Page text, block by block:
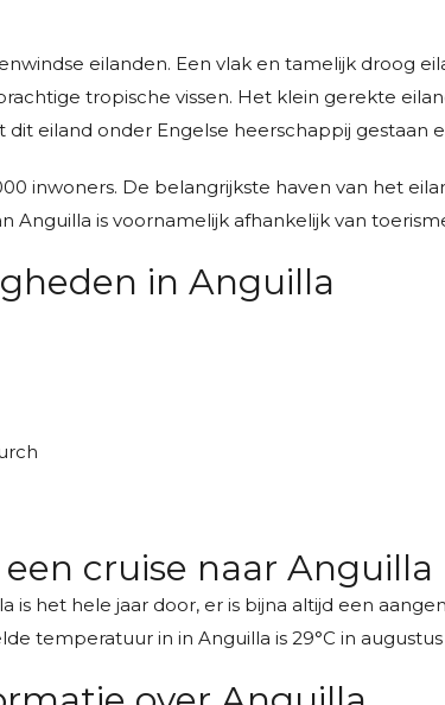
eilanden. Een vlak en tamelijk droog
tropische vissen. Het klein gerekte
eiland onder Engelse heerschappij gestaan
inwoners. De belangrijkste haven van het
Anguilla is voornamelijk afhankelijk van
in Anguilla
cruise naar Anguilla
is het hele jaar door, er is bijna altijd een
temperatuur in in Anguilla is 29°C in augustus